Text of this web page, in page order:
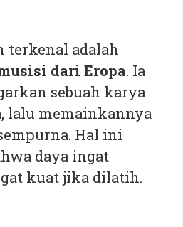
terkenal adalah
dari Eropa. Ia
sebuah karya
lalu memainkannya
Hal ini
daya ingat
kuat jika dilatih.